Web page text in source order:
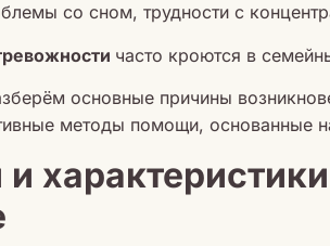
со сном, трудности с
часто кроются в
основные причины
методы помощи, основанные